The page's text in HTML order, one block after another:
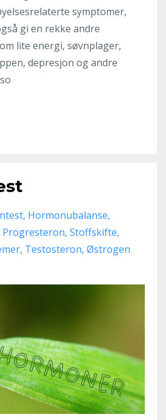
symptomer,
gi en rekke andre
lite energi, søvnplager,
depresjon og andre
Hormonubalanse
Progresteron Stoffskifte
Testosteron Østrogen